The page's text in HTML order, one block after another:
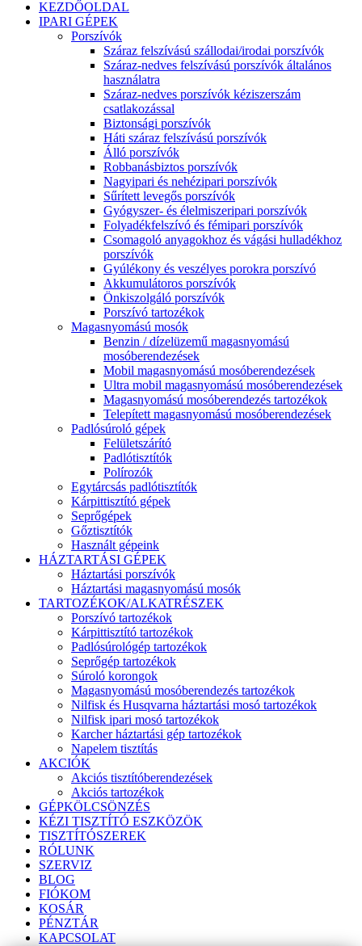
KEZDŐOLDAL
IPARI GÉPEK
Porszívók
Száraz felszívású szállodai/irodai porszívók
Száraz-nedves felszívású porszívók általános
használatra
Száraz-nedves porszívók kéziszerszám
csatlakozással
Biztonsági porszívók
Háti száraz felszívású porszívók
Álló porszívók
Robbanásbiztos porszívók
Nagyipari és nehézipari porszívók
Sűrített levegős porszívók
Gyógyszer- és élelmiszeripari porszívók
Folyadékfelszívó és fémipari porszívók
Csomagoló anyagokhoz és vágási hulladékhoz
porszívók
Gyúlékony és veszélyes porokra porszívó
Akkumulátoros porszívók
Önkiszolgáló porszívók
Porszívó tartozékok
Magasnyomású mosók
Benzin / dízelüzemű magasnyomású
mosóberendezések
Mobil magasnyomású mosóberendezések
Ultra mobil magasnyomású mosóberendezések
Magasnyomású mosóberendezés tartozékok
Telepített magasnyomású mosóberendezések
Padlósúroló gépek
Felületszárító
Padlótisztítók
Polírozók
Egytárcsás padlótisztítók
Kárpittisztító gépek
Seprőgépek
Gőztisztítók
Használt gépeink
HÁZTARTÁSI GÉPEK
Háztartási porszívók
Háztartási magasnyomású mosók
TARTOZÉKOK/ALKATRÉSZEK
Porszívó tartozékok
Kárpittisztító tartozékok
Padlósúrológép tartozékok
Seprőgép tartozékok
Súroló korongok
Magasnyomású mosóberendezés tartozékok
Nilfisk és Husqvarna háztartási mosó tartozékok
Nilfisk ipari mosó tartozékok
Karcher háztartási gép tartozékok
Napelem tisztítás
AKCIÓK
Akciós tisztítóberendezések
Akciós tartozékok
GÉPKÖLCSÖNZÉS
KÉZI TISZTÍTÓ ESZKÖZÖK
TISZTÍTÓSZEREK
RÓLUNK
SZERVIZ
BLOG
FIÓKOM
KOSÁR
PÉNZTÁR
KAPCSOLAT